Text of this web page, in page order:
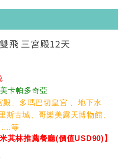
飛 三宮殿12天
卡帕多奇亞
、多瑪巴切皇宮 、地下水
斯古城、哥樂美露天博物館、
等
其林推薦餐廳(價值USD90)】